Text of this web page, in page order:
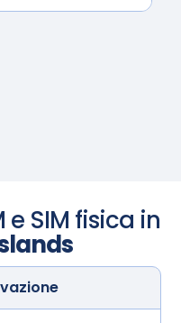
e SIM fisica in